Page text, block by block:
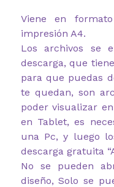
Viene en
impresión A4.
Los archivos se
descarga, que
para que puedas
te quedan, son
poder visualizar
en Tablet, es
una Pc, y luego
descarga gratuita
No se pueden
diseño, Solo se